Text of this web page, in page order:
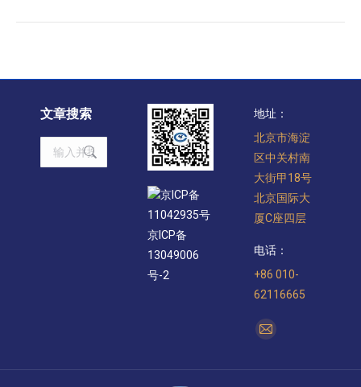
文章搜索
Search:
京ICP备
11042935号
京ICP备
13049006
号-2
地址：
北京市海淀
区中关村南
大街甲18号
北京国际大
厦C座四层
电话：
+86 010-
62116665
找到我们：
Mail